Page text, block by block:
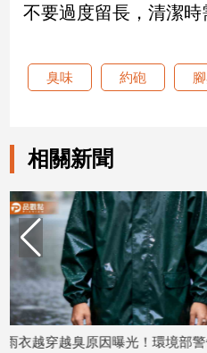
星
聞
時
尚
追
星
生
活
建
不要過度留長，清潔時
臭味 約砲
相關新聞
部警告：
臭到抓狂！玉里橋